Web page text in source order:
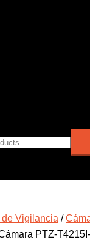
Vigilancia /
PTZ-